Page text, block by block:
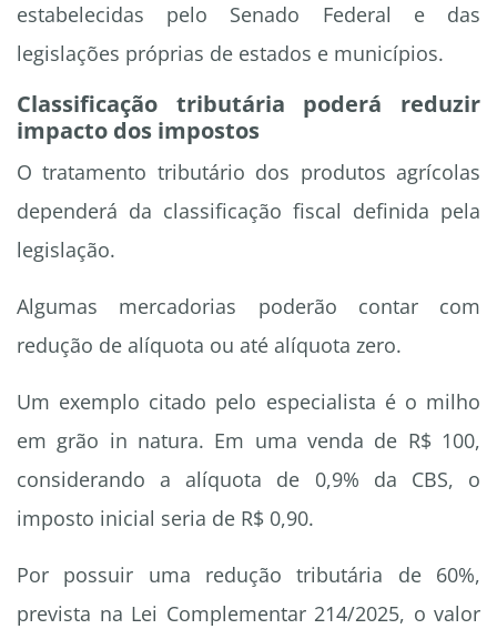
estabelecidas pelo Senado Federal e das
legislações próprias de estados e municípios.
Classificação tributária poderá reduzir
impacto dos impostos
O tratamento tributário dos produtos agrícolas
dependerá da classificação fiscal definida pela
legislação.
Algumas mercadorias poderão contar com
redução de alíquota ou até alíquota zero.
Um exemplo citado pelo especialista é o milho
em grão in natura. Em uma venda de R$ 100,
considerando a alíquota de 0,9% da CBS, o
imposto inicial seria de R$ 0,90.
Por possuir uma redução tributária de 60%,
prevista na Lei Complementar 214/2025, o valor